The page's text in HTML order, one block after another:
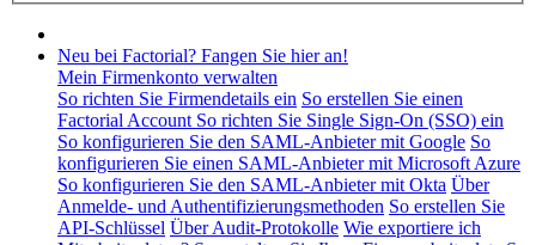
Neu bei Factorial? Fangen Sie hier an!
Mein Firmenkonto verwalten
So richten Sie Firmendetails ein So erstellen Sie einen
Factorial Account So richten Sie Single Sign-On (SSO) ein
So konfigurieren Sie den SAML-Anbieter mit Google So
konfigurieren Sie einen SAML-Anbieter mit Microsoft Azure
So konfigurieren Sie den SAML-Anbieter mit Okta Über
Anmelde- und Authentifizierungsmethoden So erstellen Sie
API-Schlüssel Über Audit-Protokolle Wie exportiere ich